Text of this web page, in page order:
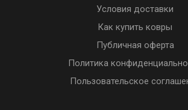
Условия доставки
Как купить ковры
Публичная оферта
Политика
Пользовательское